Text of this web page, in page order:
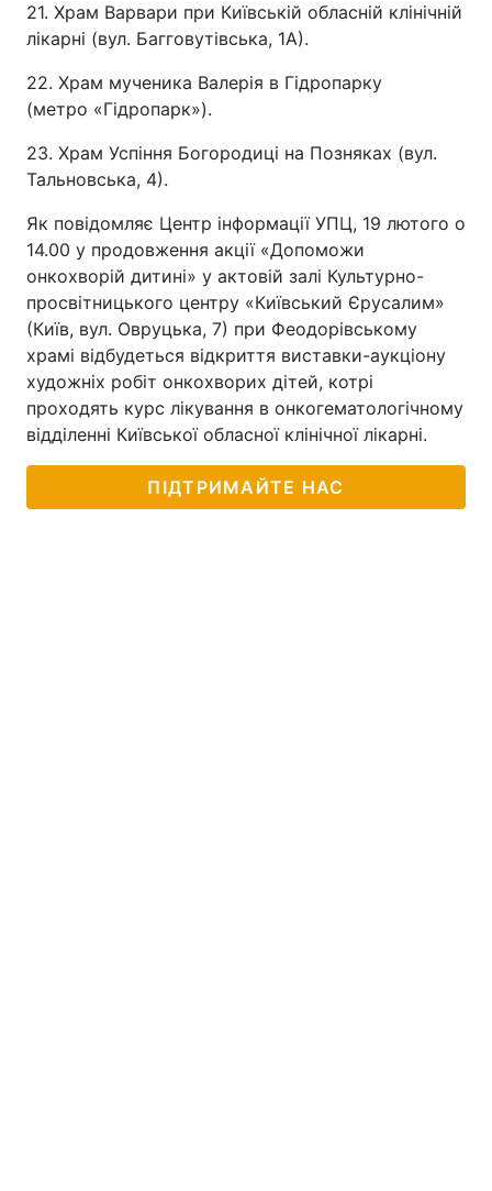
21. Храм Варвари при Київській обласній клінічній
лікарні (вул. Багговутівська, 1А).
22. Храм мученика Валерія в Гідропарку
(метро «Гідропарк»).
23. Храм Успіння Богородиці на Позняках (вул.
Тальновська, 4).
Як повідомляє Центр інформації УПЦ, 19 лютого о
14.00 у продовження акції «Допоможи
онкохворій дитині» у актовій залі Культурно-
просвітницького центру «Київський Єрусалим»
(Київ, вул. Овруцька, 7) при Феодорівському
храмі відбудеться відкриття виставки-аукціону
художніх робіт онкохворих дітей, котрі
проходять курс лікування в онкогематологічному
відділенні Київської обласної клінічної лікарні.
ПІДТРИМАЙТЕ НАС